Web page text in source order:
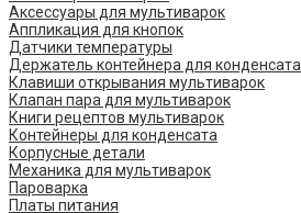
Аксессуары для мультиварок
Аппликация для кнопок
Датчики температуры
Держатель контейнера для конденсата
Клавиши открывания мультиварок
Клапан пара для мультиварок
Книги рецептов мультиварок
Контейнеры для конденсата
Корпусные детали
Механика для мультиварок
Пароварка
Платы питания